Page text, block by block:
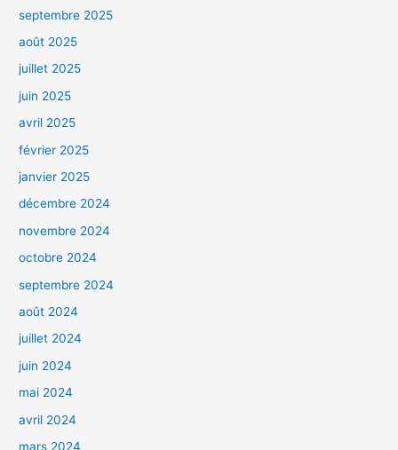
septembre 2025
août 2025
juillet 2025
juin 2025
avril 2025
février 2025
janvier 2025
décembre 2024
novembre 2024
octobre 2024
septembre 2024
août 2024
juillet 2024
juin 2024
mai 2024
avril 2024
mars 2024